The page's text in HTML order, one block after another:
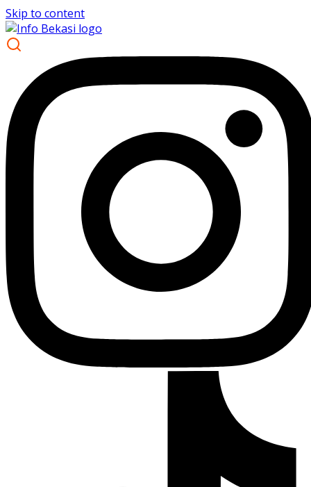
Skip to content